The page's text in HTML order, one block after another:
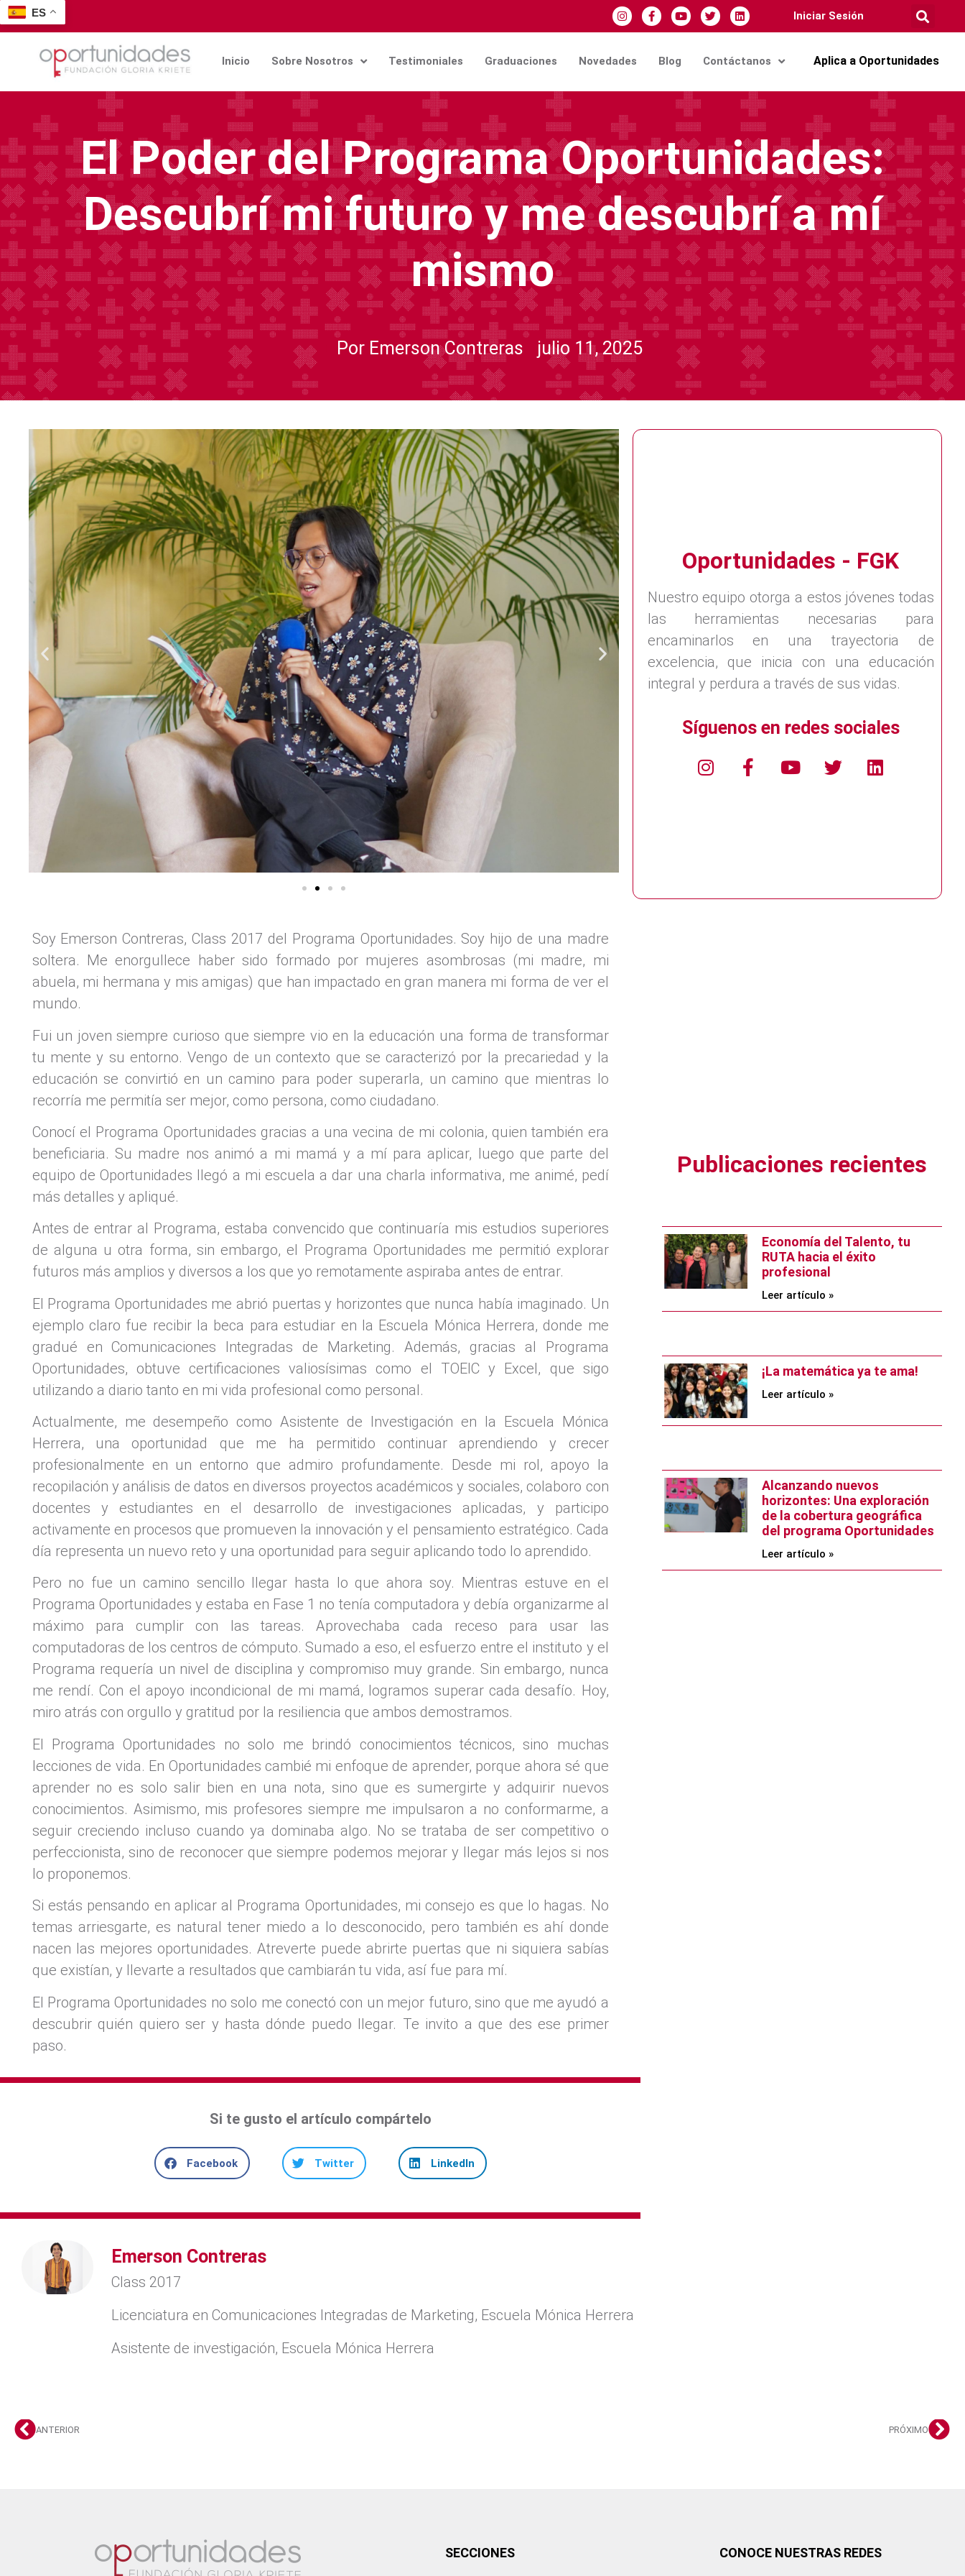
Iniciar Sesión
Inicio Sobre Nosotros Testimoniales Graduaciones Novedades Blog Contáctanos Aplica a Oportunidades
El Poder del Programa Oportunidades:
Descubrí mi futuro y me descubrí a mí
mismo
Por Emerson Contreras julio 11, 2025
Oportunidades - FGK
Nuestro equipo otorga a estos jóvenes todas
las herramientas necesarias para
encaminarlos en una trayectoria de
excelencia, que inicia con una educación
integral y perdura a través de sus vidas.
Síguenos en redes sociales
Soy Emerson Contreras, Class 2017 del Programa Oportunidades. Soy hijo de una madre
soltera. Me enorgullece haber sido formado por mujeres asombrosas (mi madre, mi
abuela, mi hermana y mis amigas) que han impactado en gran manera mi forma de ver el
mundo.
Fui un joven siempre curioso que siempre vio en la educación una forma de transformar
tu mente y su entorno. Vengo de un contexto que se caracterizó por la precariedad y la
educación se convirtió en un camino para poder superarla, un camino que mientras lo
recorría me permitía ser mejor, como persona, como ciudadano.
Conocí el Programa Oportunidades gracias a una vecina de mi colonia, quien también era
beneficiaria. Su madre nos animó a mi mamá y a mí para aplicar, luego que parte del
equipo de Oportunidades llegó a mi escuela a dar una charla informativa, me animé, pedí
más detalles y apliqué.
Antes de entrar al Programa, estaba convencido que continuaría mis estudios superiores
de alguna u otra forma, sin embargo, el Programa Oportunidades me permitió explorar
futuros más amplios y diversos a los que yo remotamente aspiraba antes de entrar.
El Programa Oportunidades me abrió puertas y horizontes que nunca había imaginado. Un
ejemplo claro fue recibir la beca para estudiar en la Escuela Mónica Herrera, donde me
gradué en Comunicaciones Integradas de Marketing. Además, gracias al Programa
Oportunidades, obtuve certificaciones valiosísimas como el TOEIC y Excel, que sigo
utilizando a diario tanto en mi vida profesional como personal.
Actualmente, me desempeño como Asistente de Investigación en la Escuela Mónica
Herrera, una oportunidad que me ha permitido continuar aprendiendo y crecer
profesionalmente en un entorno que admiro profundamente. Desde mi rol, apoyo la
recopilación y análisis de datos en diversos proyectos académicos y sociales, colaboro con
docentes y estudiantes en el desarrollo de investigaciones aplicadas, y participo
activamente en procesos que promueven la innovación y el pensamiento estratégico. Cada
día representa un nuevo reto y una oportunidad para seguir aplicando todo lo aprendido.
Pero no fue un camino sencillo llegar hasta lo que ahora soy. Mientras estuve en el
Programa Oportunidades y estaba en Fase 1 no tenía computadora y debía organizarme al
máximo para cumplir con las tareas. Aprovechaba cada receso para usar las
computadoras de los centros de cómputo. Sumado a eso, el esfuerzo entre el instituto y el
Programa requería un nivel de disciplina y compromiso muy grande. Sin embargo, nunca
me rendí. Con el apoyo incondicional de mi mamá, logramos superar cada desafío. Hoy,
miro atrás con orgullo y gratitud por la resiliencia que ambos demostramos.
El Programa Oportunidades no solo me brindó conocimientos técnicos, sino muchas
lecciones de vida. En Oportunidades cambié mi enfoque de aprender, porque ahora sé que
aprender no es solo salir bien en una nota, sino que es sumergirte y adquirir nuevos
conocimientos. Asimismo, mis profesores siempre me impulsaron a no conformarme, a
seguir creciendo incluso cuando ya dominaba algo. No se trataba de ser competitivo o
perfeccionista, sino de reconocer que siempre podemos mejorar y llegar más lejos si nos
lo proponemos.
Si estás pensando en aplicar al Programa Oportunidades, mi consejo es que lo hagas. No
temas arriesgarte, es natural tener miedo a lo desconocido, pero también es ahí donde
nacen las mejores oportunidades. Atreverte puede abrirte puertas que ni siquiera sabías
que existían, y llevarte a resultados que cambiarán tu vida, así fue para mí.
El Programa Oportunidades no solo me conectó con un mejor futuro, sino que me ayudó a
descubrir quién quiero ser y hasta dónde puedo llegar. Te invito a que des ese primer
paso.
Si te gusto el artículo compártelo
Facebook Twitter LinkedIn
Emerson Contreras
Class 2017
Licenciatura en Comunicaciones Integradas de Marketing, Escuela Mónica Herrera
Asistente de investigación, Escuela Mónica Herrera
Publicaciones recientes
Economía del Talento, tu
RUTA hacia el éxito
profesional
Leer artículo »
¡La matemática ya te ama!
Leer artículo »
Alcanzando nuevos
horizontes: Una exploración
de la cobertura geográfica
del programa Oportunidades
Leer artículo »
ANTERIOR PRÓXIMO
SECCIONES CONOCE NUESTRAS REDES
ES